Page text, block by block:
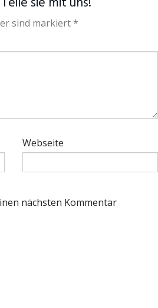
sind markiert *
Webseite
nächsten Kommentar